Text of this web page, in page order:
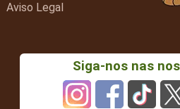
Aviso Legal
Siga-nos nas